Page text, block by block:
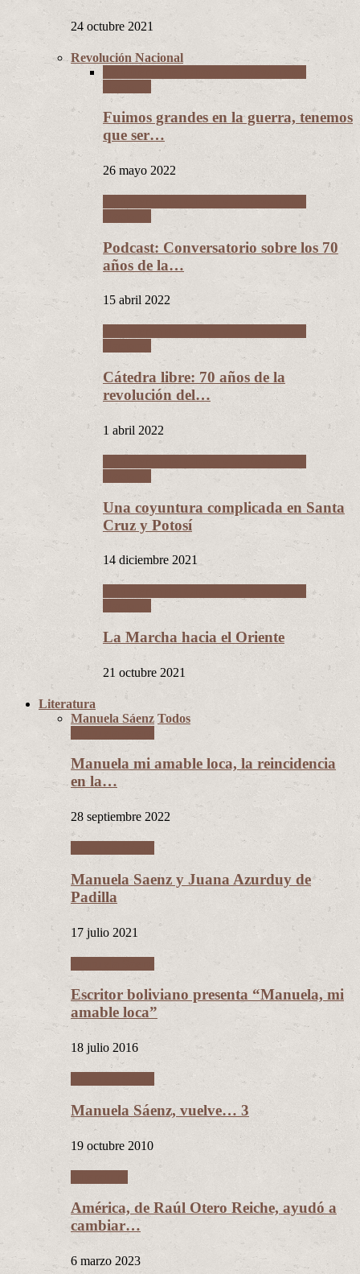
24 octubre 2021
Revolución Nacional
Fuimos grandes en la guerra, tenemos
que ser…
26 mayo 2022
Podcast: Conversatorio sobre los 70
años de la…
15 abril 2022
Cátedra libre: 70 años de la
revolución del…
1 abril 2022
Una coyuntura complicada en Santa
Cruz y Potosí
14 diciembre 2021
La Marcha hacia el Oriente
21 octubre 2021
Literatura
Manuela Sáenz Todos
Manuela mi amable loca, la reincidencia
en la…
28 septiembre 2022
Manuela Saenz y Juana Azurduy de
Padilla
17 julio 2021
Escritor boliviano presenta “Manuela, mi
amable loca”
18 julio 2016
Manuela Sáenz, vuelve… 3
19 octubre 2010
América, de Raúl Otero Reiche, ayudó a
cambiar…
6 marzo 2023